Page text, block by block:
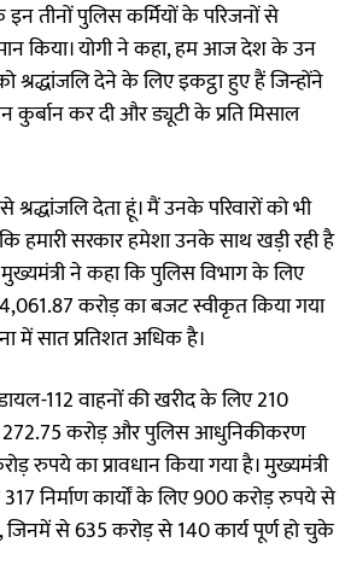
इन तीनों पुलिस कर्मियों के परिजनों से
किया। योगी ने कहा, हम आज देश के उन
श्रद्धांजलि देने के लिए इकट्ठा हुए हैं जिन्होंने
कर दी और ड्यूटी के प्रति मिसाल
श्रद्धांजलि देता हूं। मैं उनके परिवारों को भी
कि हमारी सरकार हमेशा उनके साथ खड़ी रही है
ने कहा कि पुलिस विभाग के लिए
4,061.87 करोड़ का बजट स्वीकृत किया गया
में सात प्रतिशत अधिक है।
112 वाहनों की खरीद के लिए 210
करोड़ और पुलिस आधुनिकीकरण
रुपये का प्रावधान किया गया है। मुख्यमंत्री
निर्माण कार्यों के लिए 900 करोड़ रुपये से
से 635 करोड़ से 140 कार्य पूर्ण हो चुके